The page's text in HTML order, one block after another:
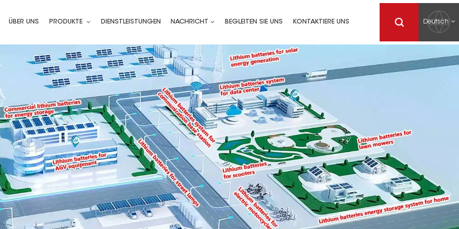
ÜBER UNS PRODUKTE DIENSTLEISTUNGEN NACHRICHT BEGLEITEN SIE UNS KONTAKTIERE UNS Deutsch